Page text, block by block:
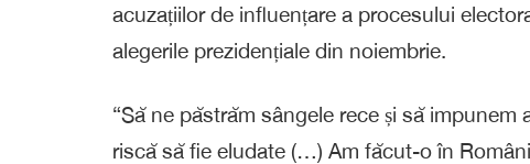
acuzațiilor de influențare a procesului
alegerile prezidențiale din noiembrie.
“Să ne păstrăm sângele rece și să
riscă să fie eludate (…) Am făcut-o în